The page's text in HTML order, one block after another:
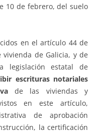
10 de febrero, del suelo
en el artículo 44 de
de Galicia, y de
legislación estatal de
escrituras notariales
de las viviendas y
en este artículo,
de aprobación
la certificación